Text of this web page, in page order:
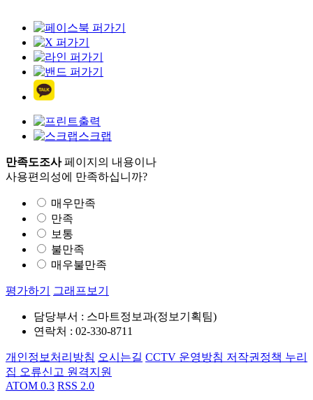
출력
스크랩
만족도조사페이지의 내용이나
사용편의성에 만족하십니까?
매우만족
만족
보통
불만족
매우불만족
평가하기 그래프보기
담당부서 : 스마트정보과(정보기획팀)
연락처 : 02-330-8711
개인정보처리방침 오시는길 CCTV 운영방침 저작권정책 누리
집 오류신고 원격지원
ATOM 0.3 RSS 2.0